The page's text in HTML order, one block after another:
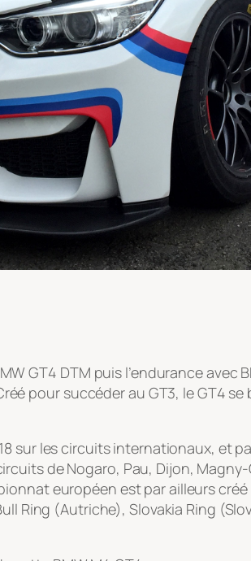
GT4 DTM puis l’endurance avec
pour succéder au GT3, le GT4
sur les circuits internationaux, et
de Nogaro, Pau, Dijon,
européen est par ailleurs
Ring (Autriche), Slovakia Ring